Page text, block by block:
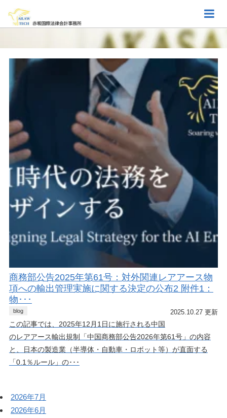
商務部公告2025年第61号：対外関連レアアース物
項への輸出管理実施に関する決定の公布2 附件1：
物･･･
blog 2025.10.27 更新
この記事では、2025年12月1日に施行される中国
のレアアース輸出規制「中国商務部公告2026年第61号」の内容
と、日本の製造業（半導体・自動車・ロボット等）が直面する
「0.1％ルール」の･･･
2026年7月
2026年6月